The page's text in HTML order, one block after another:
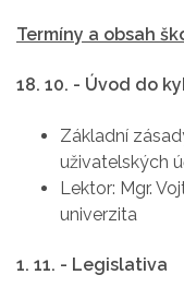
Termíny a obsah
18. 10. - Úvod do
Základní
uživatelských
Lektor: Mgr.
univerzita
1. 11. - Legislativa